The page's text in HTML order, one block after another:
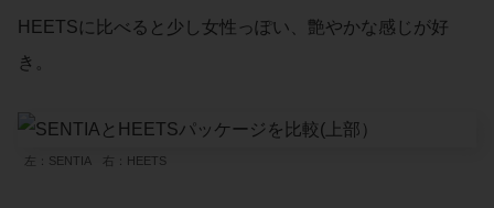
HEETSに比べると少し女性っぽい、艶やかな感じが好
き。
左：SENTIA 右：HEETS